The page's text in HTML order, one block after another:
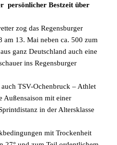
persönlicher Bestzeit über
zog das Regensburger
am 13. Mai neben ca. 500 zum
ganz Deutschland auch eine
ins Regensburger
TSV-Ochenbruck – Athlet
Außensaison mit einer
in der Altersklasse
mit Trockenheit